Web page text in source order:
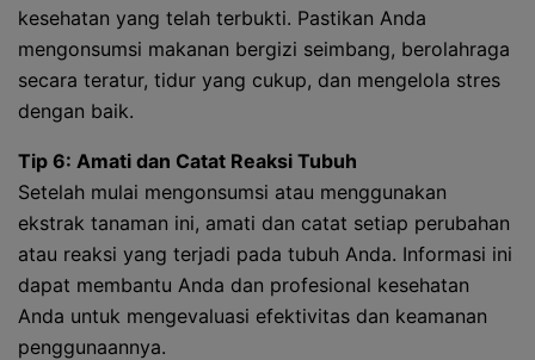
kesehatan yang telah terbukti. Pastikan Anda
mengonsumsi makanan bergizi seimbang, berolahraga
secara teratur, tidur yang cukup, dan mengelola stres
dengan baik.
Tip 6: Amati dan Catat Reaksi Tubuh
Setelah mulai mengonsumsi atau menggunakan
ekstrak tanaman ini, amati dan catat setiap perubahan
atau reaksi yang terjadi pada tubuh Anda. Informasi ini
dapat membantu Anda dan profesional kesehatan
Anda untuk mengevaluasi efektivitas dan keamanan
penggunaannya.